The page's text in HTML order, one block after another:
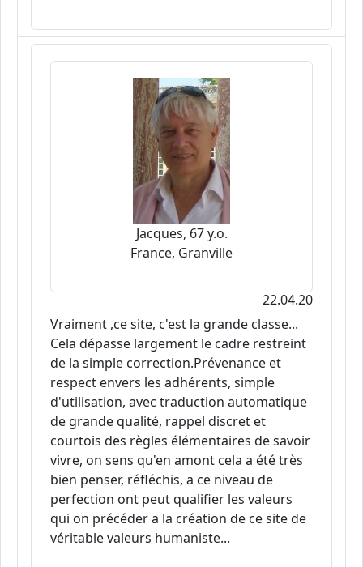
Jacques, 67 y.o.
France, Granville
22.04.20
Vraiment ,ce site, c'est la grande classe...
Cela dépasse largement le cadre restreint
de la simple correction.Prévenance et
respect envers les adhérents, simple
d'utilisation, avec traduction automatique
de grande qualité, rappel discret et
courtois des règles élémentaires de savoir
vivre, on sens qu'en amont cela a été très
bien penser, réfléchis, a ce niveau de
perfection ont peut qualifier les valeurs
qui on précéder a la création de ce site de
véritable valeurs humaniste...